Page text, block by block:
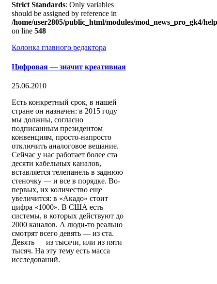
Strict Standards: Only variables
should be assigned by reference in
/home/user2805/public_html/modules/mod_news_pro_gk4/
on line 548
Колонка главного редактора
Цифровая — значит креативная
25.06.2010
Есть конкретный срок, в нашей
стране он назначен: в 2015 году
мы должны, согласно
подписанным президентом
конвенциям, просто-напросто
отключить аналоговое вещание.
Сейчас у нас работает более ста
десяти кабельных каналов,
вставляется телепанель в заднюю
стеночку — и все в порядке. Во-
первых, их количество еще
увеличится: в «Акадо» стоит
цифра «1000». В США есть
системы, в которых действуют до
2000 каналов. А люди-то реально
смотрят всего девять — из ста.
Девять — из тысячи, или из пяти
тысяч. На эту тему есть масса
исследований.